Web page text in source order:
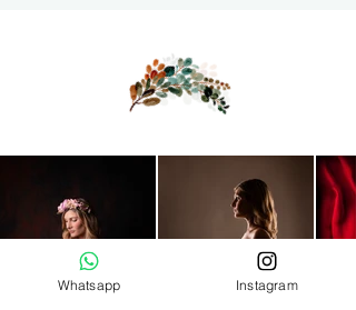
Whatsapp Instagram